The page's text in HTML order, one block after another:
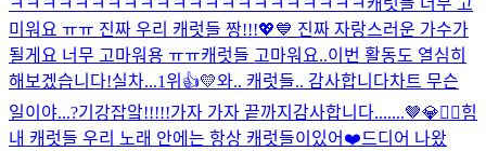
미워요 ㅠㅠ 진짜 우리 캐럿들 짱!!!💖💙 진짜 자랑스러운 가수가
될게요 너무 고마워용 ㅠㅠ캐럿들 고마워요..이번 활동도 열심히
해보겠습니다!실차...1위👍💛와.. 캐럿들.. 감사합니다차트 무슨
일이야...?기강잡앜!!!!!가자 가자 끝까지 감사합니다.......🤎💎❤️‍🔥힘
내 캐럿들 우리 노래 안에는 항상 캐럿들이있어❤️드디어 나왔